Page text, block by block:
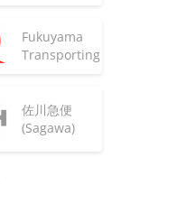
Fukuyama
Transporting
佐川急便
(Sagawa)